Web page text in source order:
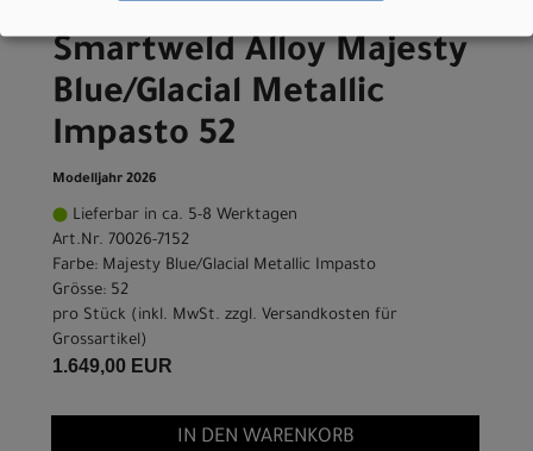
Frameset - D'Aluisio
Smartweld Alloy Majesty
Blue/Glacial Metallic
Impasto 52
Modelljahr 2026
Lieferbar in ca. 5-8 Werktagen
Art.Nr. 70026-7152
Farbe: Majesty Blue/Glacial Metallic Impasto
Grösse: 52
pro Stück (inkl. MwSt. zzgl. Versandkosten für
Grossartikel)
1.649,00 EUR
IN DEN WARENKORB